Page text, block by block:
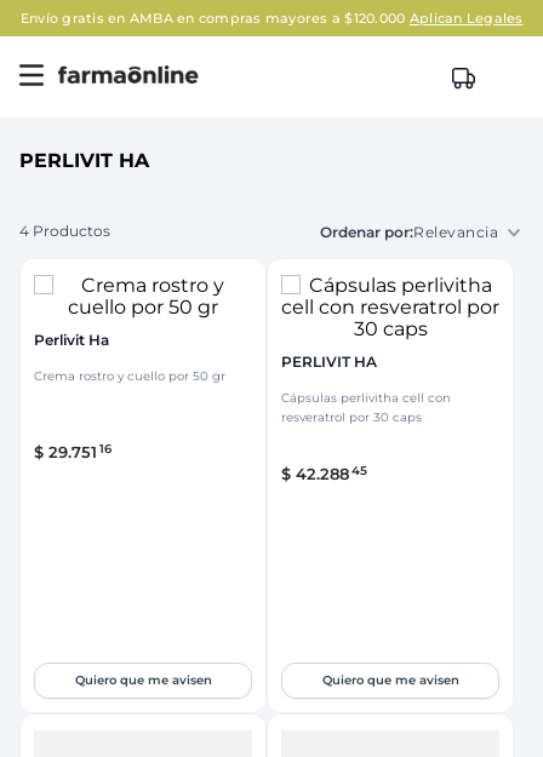
Envío gratis en AMBA en compras mayores a $120.000 Aplican Legales
PERLIVIT HA
4 Productos Relevancia
Perlivit Ha
Crema rostro y cuello por 50 gr
$ 29.751 16
Quiero que me avisen
PERLIVIT HA
Cápsulas perlivitha cell con
resveratrol por 30 caps
$ 42.28845
Quiero que me avisen